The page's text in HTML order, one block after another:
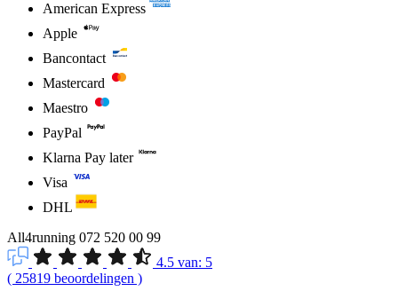
American Express
Apple
Bancontact
Mastercard
Maestro
PayPal
Klarna Pay later
Visa
DHL
All4running 072 520 00 99
4.5 van: 5
( 25819 beoordelingen )